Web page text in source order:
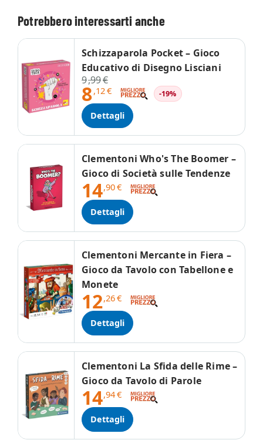
Potrebbero interessarti anche
Schizzaparola Pocket – Gioco
Educativo di Disegno Lisciani
9,99€
8,12€ -19%
Dettagli
Clementoni Who's The Boomer –
Gioco di Società sulle Tendenze
14,90€
Dettagli
Clementoni Mercante in Fiera –
Gioco da Tavolo con Tabellone e
Monete
12,26€
Dettagli
Clementoni La Sfida delle Rime –
Gioco da Tavolo di Parole
14,94€
Dettagli